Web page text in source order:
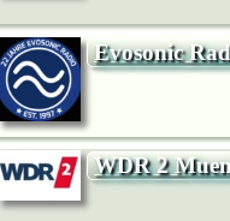
Evosonic
WDR 2